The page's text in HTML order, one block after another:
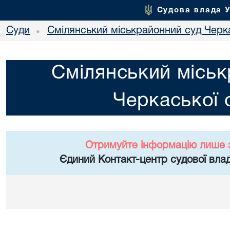
Судова влада
Суди • Смілянський міськрайонний суд
Смілянський
Черкаської
Отримуйте інформацію лише
Єдиний Контакт-центр судової